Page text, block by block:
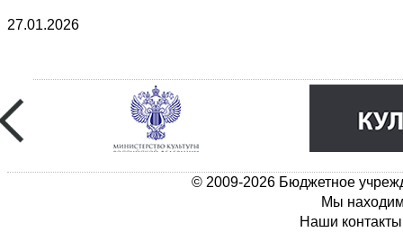
27.01.2026
© 2009-2026 Бюджетное
Мы
Наши